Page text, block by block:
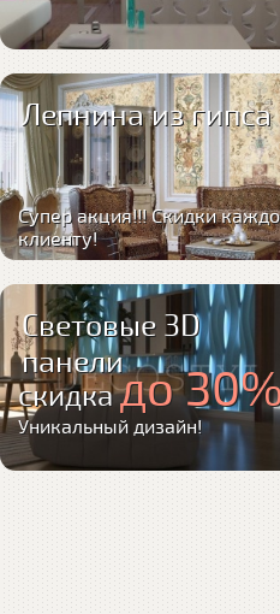
Лепнина из гипса
Супер акция!!! Скидки
клиенту!
Световые 3D
панели
скидкадо
Уникальный дизайн!